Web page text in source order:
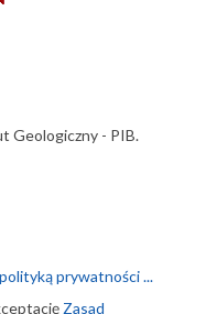
Geologiczny - PIB.
prywatności ...
Zasad